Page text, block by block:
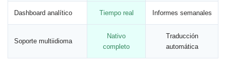
Dashboard analítico Tiempo real Informes semanales
Soporte multiidioma
Nativo
completo
Traducción
automática